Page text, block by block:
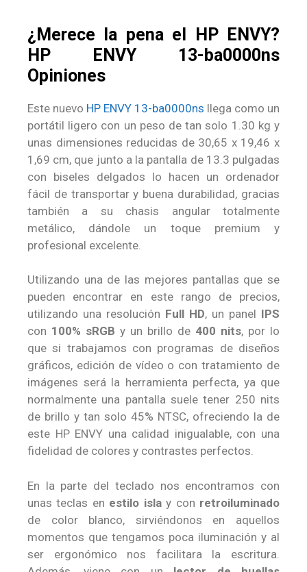
¿Merece la pena el HP ENVY?
HP ENVY 13-ba0000ns
Opiniones
Este nuevo HP ENVY 13-ba0000ns llega como un
portátil ligero con un peso de tan solo 1.30 kg y
unas dimensiones reducidas de 30,65 x 19,46 x
1,69 cm, que junto a la pantalla de 13.3 pulgadas
con biseles delgados lo hacen un ordenador
fácil de transportar y buena durabilidad, gracias
también a su chasis angular totalmente
metálico, dándole un toque premium y
profesional excelente.
Utilizando una de las mejores pantallas que se
pueden encontrar en este rango de precios,
utilizando una resolución Full HD, un panel IPS
con 100% sRGB y un brillo de 400 nits, por lo
que si trabajamos con programas de diseños
gráficos, edición de vídeo o con tratamiento de
imágenes será la herramienta perfecta, ya que
normalmente una pantalla suele tener 250 nits
de brillo y tan solo 45% NTSC, ofreciendo la de
este HP ENVY una calidad inigualable, con una
fidelidad de colores y contrastes perfectos.
En la parte del teclado nos encontramos con
unas teclas en estilo islay con retroiluminado
de color blanco, sirviéndonos en aquellos
momentos que tengamos poca iluminación y al
ser ergonómico nos facilitara la escritura.